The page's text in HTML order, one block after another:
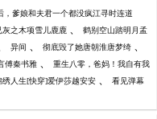
，爹娘和夫君一个都没疯江寻时连道
灰之木项雪儿鹿鹿 、 鹤别空山踏明月孟
异间 、 彻底毁了她唐朝淮唐梦绮 、
傅秦书雅 、 重生八零，爸妈！我自有我
绣人生[快穿]爱伊莎越安安 、 看见弹幕